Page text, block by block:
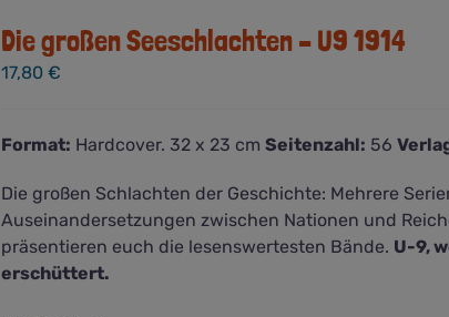
Die großen Seeschlachten – U9 1914
17,80 €
Format: Hardcover. 32 x 23 cm Seitenzahl: 56
Die großen Schlachten der Geschichte: Mehrere
Auseinandersetzungen zwischen Nationen und
präsentieren euch die lesenswertesten Bände. U-9,
erschüttert.